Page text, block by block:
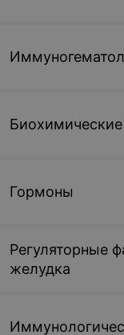
16,11 руб.
Гормоны
Регуляторные
желудка